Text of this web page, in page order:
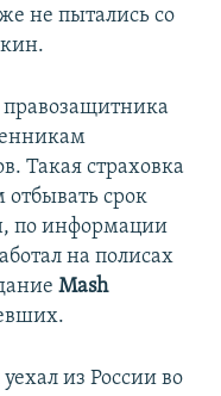
не пытались со
правозащитника
Такая страховка
срок
по информации
на полисах
Mash
из России во